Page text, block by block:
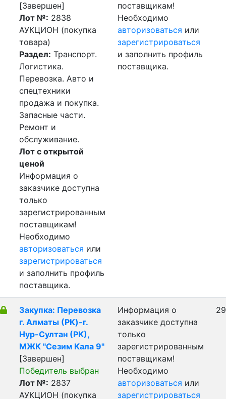
[Завершен]
Лот №: 2838
АУКЦИОН (покупка
товара)
Раздел: Транспорт.
Логистика.
Перевозка. Авто и
спецтехники
продажа и покупка.
Запасные части.
Ремонт и
обслуживание.
Лот с открытой
ценой
Информация о
заказчике доступна
только
зарегистрированным
поставщикам!
Необходимо
авторизоваться или
зарегистрироваться
и заполнить профиль
поставщика.
поставщикам!
Необходимо
авторизоваться или
зарегистрироваться
и заполнить профиль
поставщика.
Закупка: Перевозка
г. Алматы (РК)-г.
Нур-Султан (РК),
МЖК "Сезим Кала 9"
[Завершен]
Победитель выбран
Лот №: 2837
АУКЦИОН (покупка
Информация о
заказчике доступна
только
зарегистрированным
поставщикам!
Необходимо
авторизоваться или
зарегистрироваться